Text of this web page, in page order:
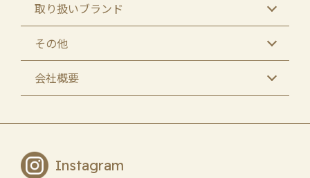
取り扱いブランド
その他
会社概要
Instagram